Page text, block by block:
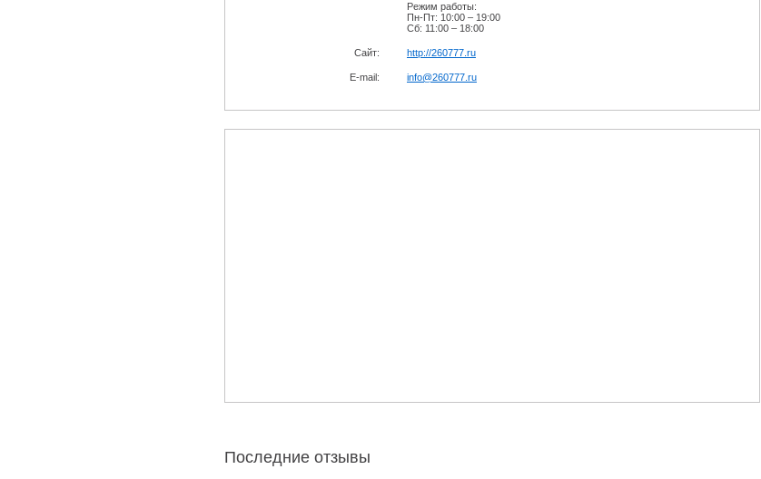
Режим работы:
Пн-Пт: 10:00 – 19:00
Сб: 11:00 – 18:00
Cайт: http://260777.ru
E-mail: info@260777.ru
Последние отзывы